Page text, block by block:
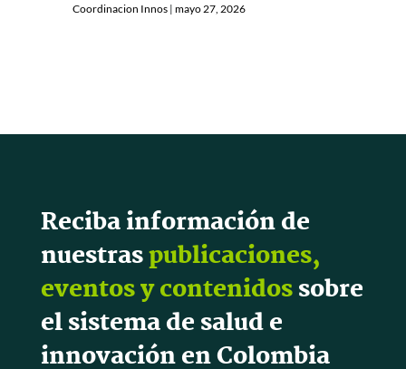
Coordinacion Innos | mayo 27, 2026
Reciba información de
nuestraspublicaciones,
eventos y contenidossobre
el sistema de salud e
innovación en Colombia